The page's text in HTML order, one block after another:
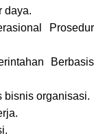
daya.
Prosedur
Berbasis
bisnis organisasi.